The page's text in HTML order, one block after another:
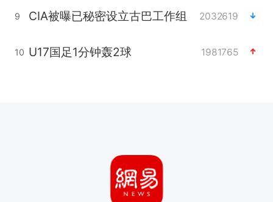
9 CIA被曝已秘密设立古巴工作组 2032619
10 U17国足1分钟轰2球 1981765